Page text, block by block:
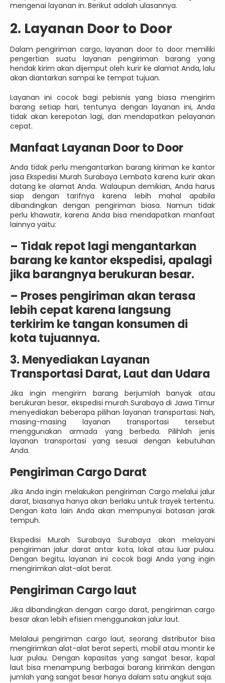
mengenai layanan in. Berikut adalah ulasannya.
2. Layanan Door to Door
Dalam pengiriman cargo, layanan door to door memiliki
pengertian suatu layanan pengiriman barang yang
hendak kirim akan dijemput oleh kurir ke alamat Anda, lalu
akan diantarkan sampai ke tempat tujuan.
Layanan ini cocok bagi pebisnis yang biasa mengirim
barang setiap hari, tentunya dengan layanan ini, Anda
tidak akan kerepotan lagi, dan mendapatkan pelayanan
cepat.
Manfaat Layanan Door to Door
Anda tidak perlu mengantarkan barang kiriman ke kantor
jasa Ekspedisi Murah Surabaya Lembata karena kurir akan
datang ke alamat Anda. Walaupun demikian, Anda harus
siap dengan tarifnya karena lebih mahal apabila
dibandingkan dengan pengiriman biasa. Namun tidak
perlu khawatir, karena Anda bisa mendapatkan manfaat
lainnya yaitu:
– Tidak repot lagi mengantarkan
barang ke kantor ekspedisi, apalagi
jika barangnya berukuran besar.
– Proses pengiriman akan terasa
lebih cepat karena langsung
terkirim ke tangan konsumen di
kota tujuannya.
3. Menyediakan Layanan
Transportasi Darat, Laut dan Udara
Jika ingin mengirim barang berjumlah banyak atau
berukuran besar, ekspedisi murah Surabaya di Jawa Timur
menyediakan beberapa pilihan layanan transportasi. Nah,
masing-masing layanan transportasi tersebut
menggunakan armada yang berbeda. Pilihlah jenis
layanan transportasi yang sesuai dengan kebutuhan
Anda.
Pengiriman Cargo Darat
Jika Anda ingin melakukan pengiriman Cargo melalui jalur
darat, biasanya hanya akan berlaku untuk trayek tertentu.
Dengan kata lain Anda akan mempunyai batasan jarak
tempuh.
Ekspedisi Murah Surabaya Surabaya akan melayani
pengiriman jalur darat antar kota, lokal atau luar pulau.
Dengan begitu, layanan ini cocok bagi Anda yang ingin
mengirimkan alat-alat berat.
Pengiriman Cargo laut
Jika dibandingkan dengan cargo darat, pengiriman cargo
besar akan lebih efisien menggunakan jalur laut.
Melalaui pengiriman cargo laut, seorang distributor bisa
mengirimkan alat-alat berat seperti, mobil atau montir ke
luar pulau. Dengan kapasitas yang sangat besar, kapal
laut bisa menampung berbagai barang kirimkan dengan
jumlah yang sangat besar hanya dalam satu angkut saja.